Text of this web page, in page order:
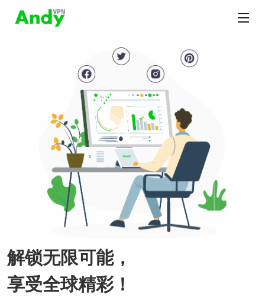
解锁无限可能，
享受全球精彩！